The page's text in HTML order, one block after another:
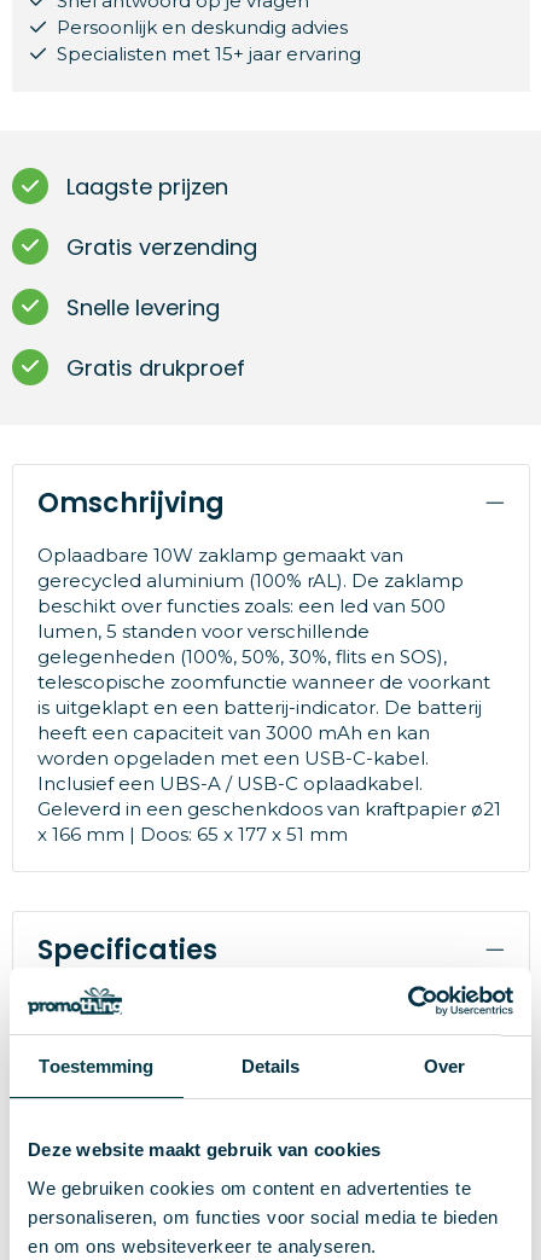
Toestemming Details Over
Deze website maakt gebruik van cookies
We gebruiken cookies om content en advertenties te
personaliseren, om functies voor social media te bieden
en om ons websiteverkeer te analyseren.
Persoonlijk en deskundig advies
Specialisten met 15+ jaar ervaring
Laagste prijzen
Gratis verzending
Snelle levering
Gratis drukproef
Omschrijving
Oplaadbare 10W zaklamp gemaakt van
gerecycled aluminium (100% rAL). De zaklamp
beschikt over functies zoals: een led van 500
lumen, 5 standen voor verschillende
gelegenheden (100%, 50%, 30%, flits en SOS),
telescopische zoomfunctie wanneer de voorkant
is uitgeklapt en een batterij-indicator. De batterij
heeft een capaciteit van 3000 mAh en kan
worden opgeladen met een USB-C-kabel.
Inclusief een UBS-A / USB-C oplaadkabel.
Geleverd in een geschenkdoos van kraftpapier ø21
x 166 mm | Doos: 65 x 177 x 51 mm
Specificaties
Artikelnummer
Merk hi!dea™
Materiaal Gerecycled aluminium
Kleur Zwart